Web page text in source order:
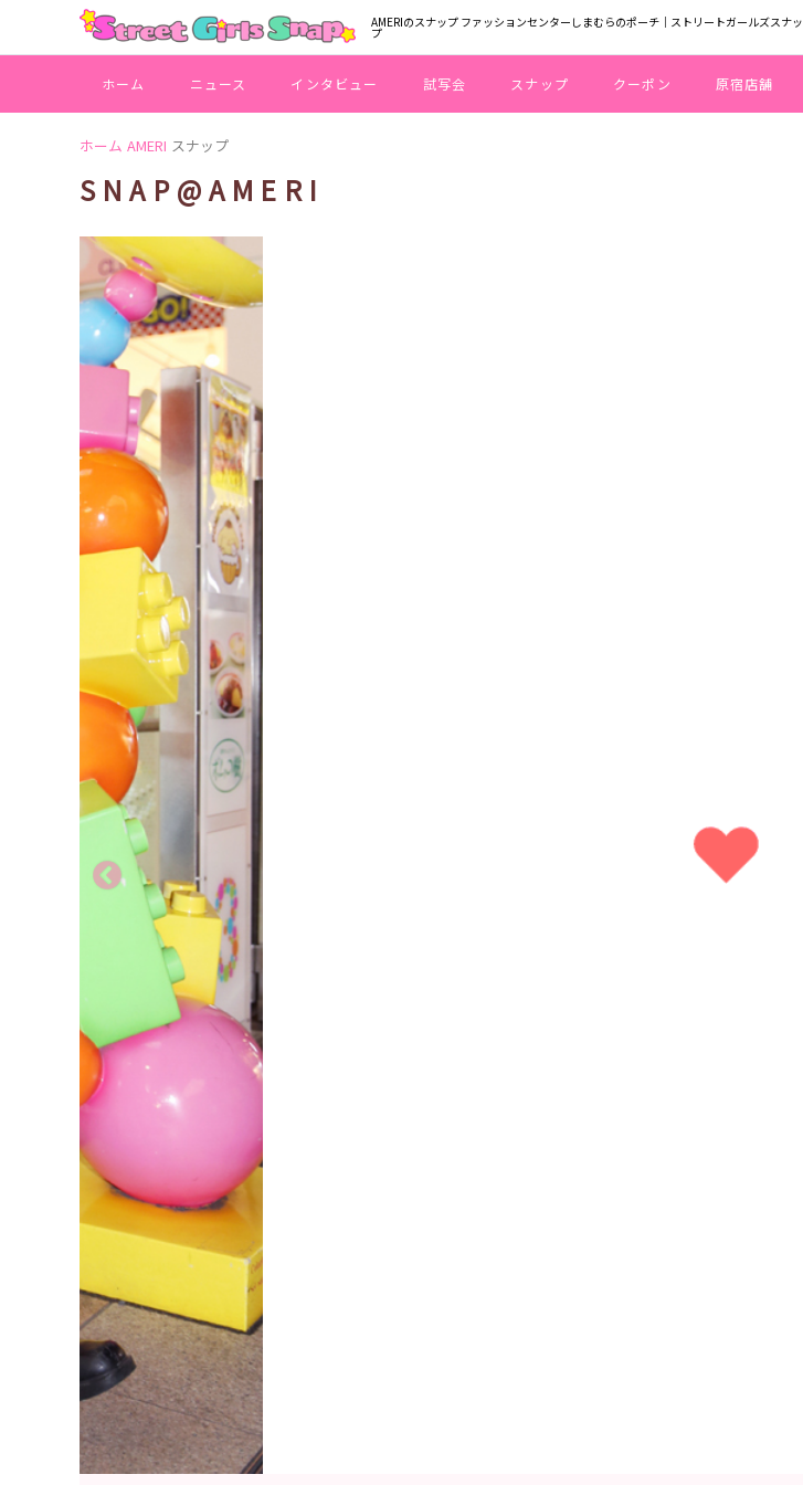
AMERIのスナップ ファッションセンターしまむらのポーチ｜ストリートガールズスナッ
プ
ホーム ニュース インタビュー 試写会 スナップ クーポン 原宿店舗
ホーム AMERI スナップ
SNAP@AMERI